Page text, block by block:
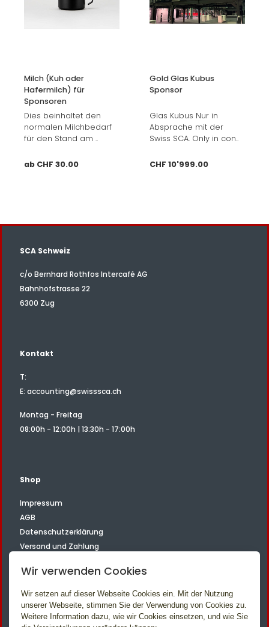
Wir verwenden Cookies
Wir setzen auf dieser Webseite Cookies ein. Mit der Nutzung
unserer Webseite, stimmen Sie der Verwendung von Cookies zu.
Weitere Information dazu, wie wir Cookies einsetzen, und wie Sie
Milch (Kuh oder
Hafermilch) für
Sponsoren
Dies beinhaltet den
normalen Milchbedarf
für den Stand am ..
ab CHF 30.00
Gold Glas Kubus
Sponsor
Glas Kubus Nur in
Absprache mit der
Swiss SCA. Only in con..
CHF 10'999.00
SCA Schweiz
c/o Bernhard Rothfos Intercafé AG
Bahnhofstrasse 22
6300 Zug
Kontakt
T:
E: accounting@swisssca.ch
Montag - Freitag
08:00h - 12:00h | 13:30h - 17:00h
Shop
Impressum
AGB
Datenschutzerklärung
Versand und Zahlung
Folgen Sie uns